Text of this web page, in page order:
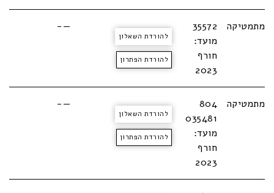
מתמטיקה
35572
מועד:
חורף
2023
להורדת השאלון
להורדת הפתרון
—-
מתמטיקה
804
035481
מועד:
חורף
2023
להורדת השאלון
להורדת הפתרון
—-